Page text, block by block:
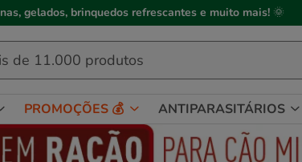
: compre online, recolha em2h, mediante disponibilidade
PROMOÇÕES 💰 ANTIPARASITÁRIOS